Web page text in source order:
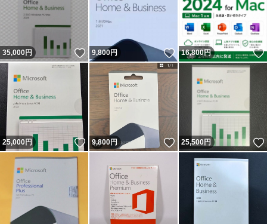
35,000円 いいね！
9,800円 いいね！
16,800円
25,000円 いいね！
9,800円 いいね！
25,500円